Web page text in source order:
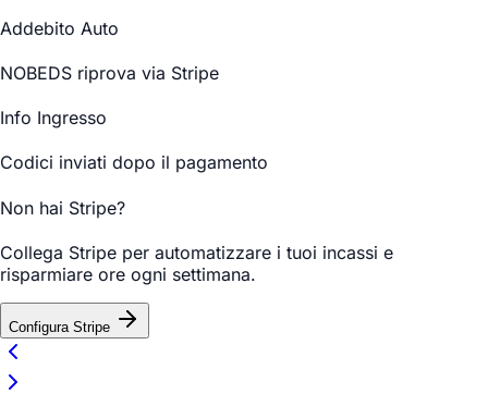
Addebito Auto
NOBEDS riprova via Stripe
Info Ingresso
Codici inviati dopo il pagamento
Non hai Stripe?
Collega Stripe per automatizzare i tuoi incassi e
risparmiare ore ogni settimana.
Configura Stripe